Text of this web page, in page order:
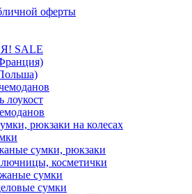
оферты
SALE
лоукост
рюкзаки на колесах
сумки, рюкзаки
косметички
сумки
сумки